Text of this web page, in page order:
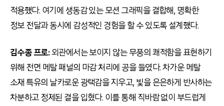
적용했다. 여기에 생동감 있는 모션 그래픽을 결합해, 명확한
정보 전달과 동시에 감성적인 경험을 할 수 있도록 설계했다.
김수종 프로:외관에서는 보이지 않는 무풍의 쾌적함을 표현하기
위해 전면 메탈 패널의 마감 처리에 공을 들였다. 차가운 메탈
소재 특유의 날카로운 광택감을 지우고, 빛을 은은하게 반사하는
차분하고 정제된 결을 입혔다. 이를 통해 직바람 없이 부드럽게